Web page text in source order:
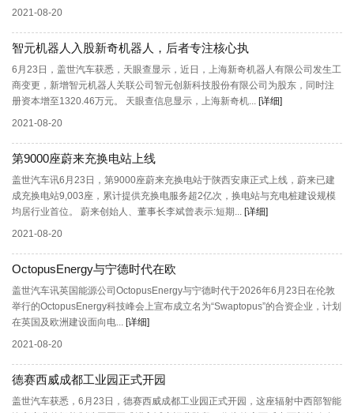
2021-08-20
智元机器人入股新奇机器人，后者专注核心执
6月23日，盖世汽车获悉，天眼查显示，近日，上海新奇机器人有限公司发生工
商变更，新增智元机器人关联公司智元创新科技股份有限公司为股东，同时注
册资本增至1320.46万元。 天眼查信息显示，上海新奇机... [详细]
2021-08-20
第9000座蔚来充换电站上线
盖世汽车讯6月23日，第9000座蔚来充换电站于陕西安康正式上线，蔚来已建
成充换电站9,003座，累计提供充换电服务超2亿次，换电站与充电桩建设规模
均居行业首位。 蔚来创始人、董事长李斌曾表示:短期... [详细]
2021-08-20
OctopusEnergy与宁德时代在欧
盖世汽车讯英国能源公司OctopusEnergy与宁德时代于2026年6月23日在伦敦
举行的OctopusEnergy科技峰会上宣布成立名为“Swaptopus”的合资企业，计划
在英国及欧洲建设面向电... [详细]
2021-08-20
德赛西威成都工业园正式开园
盖世汽车获悉，6月23日，德赛西威成都工业园正式开园，这座辐射中西部智能